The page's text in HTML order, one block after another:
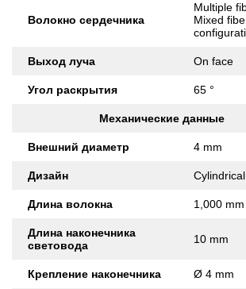
Волокно сердечника
Multiple
Mixed
Выход луча On face
Угол раскрытия 65 °
Механические данные
Внешний диаметр 4 mm
Дизайн Cylindrical
Длина волокна 1,000 mm
Длина наконечника
световода
10 mm
Крепление наконечника Ø 4 mm